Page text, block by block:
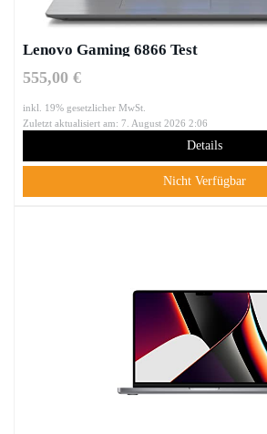
Lenovo Gaming 6866 Test
555,00 €
inkl. 19% gesetzlicher MwSt.
Zuletzt aktualisiert am: 7. August 2026 2:06
Details
Nicht Verfügbar